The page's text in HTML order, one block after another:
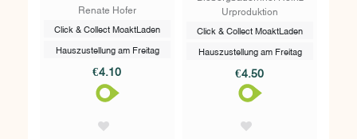
ZARTBITTER
Renate Hofer
Click & Collect MoaktLaden
Hauszustellung am Freitag
€4.10
Urproduktion
Click & Collect MoaktLaden
Hauszustellung am Freitag
€4.50